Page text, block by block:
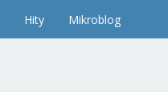
Hity Mikroblog